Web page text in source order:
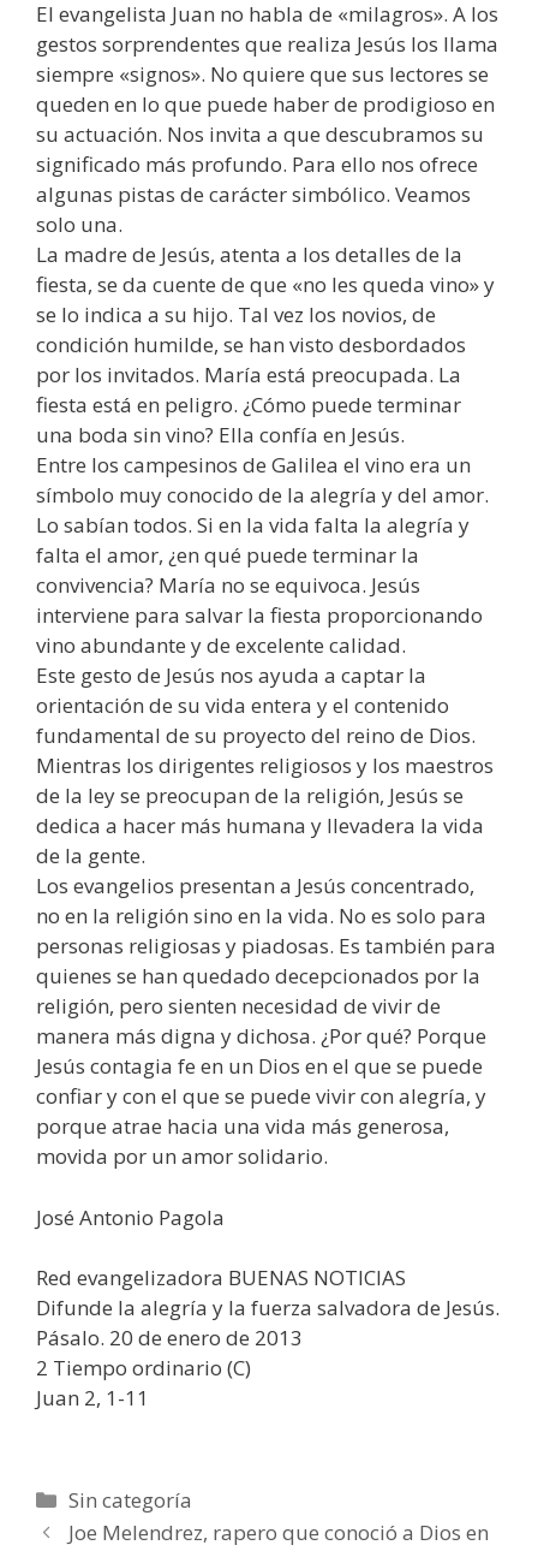
El evangelista Juan no habla de «milagros». A los
gestos sorprendentes que realiza Jesús los llama
siempre «signos». No quiere que sus lectores se
queden en lo que puede haber de prodigioso en
su actuación. Nos invita a que descubramos su
significado más profundo. Para ello nos ofrece
algunas pistas de carácter simbólico. Veamos
solo una.
La madre de Jesús, atenta a los detalles de la
fiesta, se da cuente de que «no les queda vino» y
se lo indica a su hijo. Tal vez los novios, de
condición humilde, se han visto desbordados
por los invitados. María está preocupada. La
fiesta está en peligro. ¿Cómo puede terminar
una boda sin vino? Ella confía en Jesús.
Entre los campesinos de Galilea el vino era un
símbolo muy conocido de la alegría y del amor.
Lo sabían todos. Si en la vida falta la alegría y
falta el amor, ¿en qué puede terminar la
convivencia? María no se equivoca. Jesús
interviene para salvar la fiesta proporcionando
vino abundante y de excelente calidad.
Este gesto de Jesús nos ayuda a captar la
orientación de su vida entera y el contenido
fundamental de su proyecto del reino de Dios.
Mientras los dirigentes religiosos y los maestros
de la ley se preocupan de la religión, Jesús se
dedica a hacer más humana y llevadera la vida
de la gente.
Los evangelios presentan a Jesús concentrado,
no en la religión sino en la vida. No es solo para
personas religiosas y piadosas. Es también para
quienes se han quedado decepcionados por la
religión, pero sienten necesidad de vivir de
manera más digna y dichosa. ¿Por qué? Porque
Jesús contagia fe en un Dios en el que se puede
confiar y con el que se puede vivir con alegría, y
porque atrae hacia una vida más generosa,
movida por un amor solidario.
José Antonio Pagola
Red evangelizadora BUENAS NOTICIAS
Difunde la alegría y la fuerza salvadora de Jesús.
Pásalo. 20 de enero de 2013
2 Tiempo ordinario (C)
Juan 2, 1-11
Categorías
Sin categoría
Joe Melendrez, rapero que conoció a Dios en